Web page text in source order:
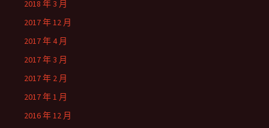
2018 年 3 月
2017 年 12 月
2017 年 4 月
2017 年 3 月
2017 年 2 月
2017 年 1 月
2016 年 12 月